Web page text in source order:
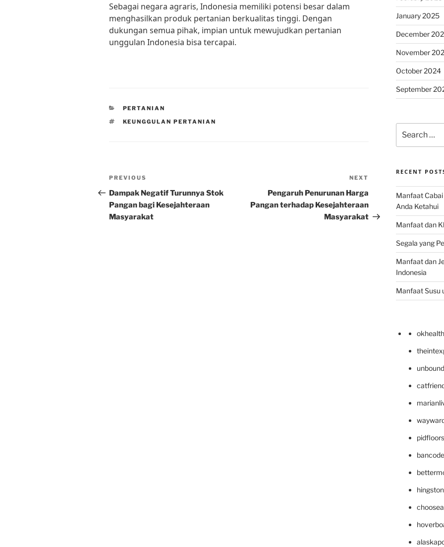
Sebagai negara agraris, Indonesia memiliki potensi besar dalam
menghasilkan produk pertanian berkualitas tinggi. Dengan
dukungan semua pihak, impian untuk mewujudkan pertanian
unggulan Indonesia bisa tercapai.
CATEGORIES
PERTANIAN
TAGS
KEUNGGULAN PERTANIAN
Post
navigation
Previous
Post
PREVIOUS
Dampak Negatif Turunnya Stok
Pangan bagi Kesejahteraan
Masyarakat
NEXT
Pengaruh Penurunan Harga
Pangan terhadap Kesejahteraan
Masyarakat
January 2025
December
November
October 2024
September
for:
RECENT
Manfaat
Anda Ketahui
Manfaat dan
Segala yang
Manfaat dan
Indonesia
Manfaat Susu